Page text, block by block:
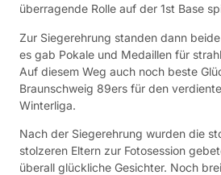
überragende Rolle auf der 1st Base
Zur Siegerehrung standen dann
es gab Pokale und Medaillen für
Auf diesem Weg auch noch beste
Braunschweig 89ers für den
Winterliga.
Nach der Siegerehrung wurden die
stolzeren Eltern zur Fotosession
überall glückliche Gesichter. Noch